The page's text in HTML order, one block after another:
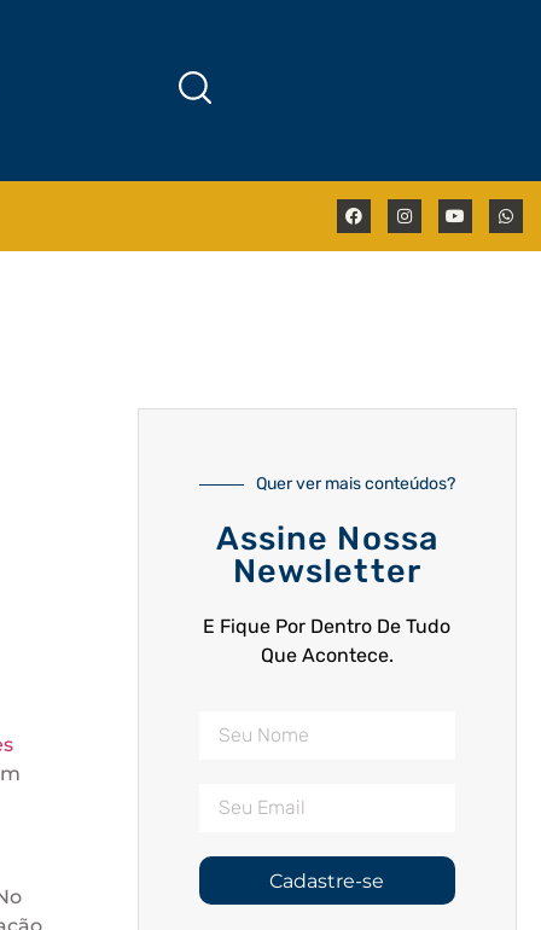
Quer ver mais conteúdos?
Assine Nossa
Newsletter
E Fique Por Dentro De Tudo
Que Acontece.
Cadastre-se